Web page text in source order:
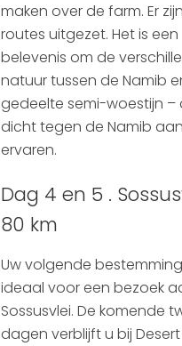
maken over de farm. Er
routes uitgezet. Het is een
belevenis om de
natuur tussen de Namib
gedeelte semi-woestijn –
dicht tegen de Namib
ervaren.
Dag 4 en 5 .
80 km
Uw volgende
ideaal voor een bezoek
Sossusvlei. De komende
dagen verblijft u bij